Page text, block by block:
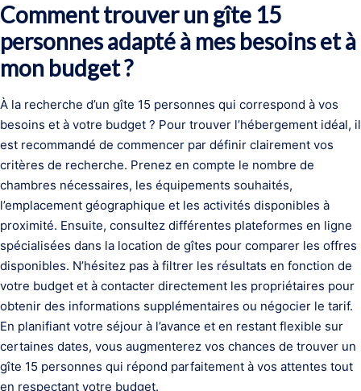
Comment trouver un gîte 15
personnes adapté à mes besoins et à
mon budget ?
À la recherche d’un gîte 15 personnes qui correspond à vos
besoins et à votre budget ? Pour trouver l’hébergement idéal, il
est recommandé de commencer par définir clairement vos
critères de recherche. Prenez en compte le nombre de
chambres nécessaires, les équipements souhaités,
l’emplacement géographique et les activités disponibles à
proximité. Ensuite, consultez différentes plateformes en ligne
spécialisées dans la location de gîtes pour comparer les offres
disponibles. N’hésitez pas à filtrer les résultats en fonction de
votre budget et à contacter directement les propriétaires pour
obtenir des informations supplémentaires ou négocier le tarif.
En planifiant votre séjour à l’avance et en restant flexible sur
certaines dates, vous augmenterez vos chances de trouver un
gîte 15 personnes qui répond parfaitement à vos attentes tout
en respectant votre budget.